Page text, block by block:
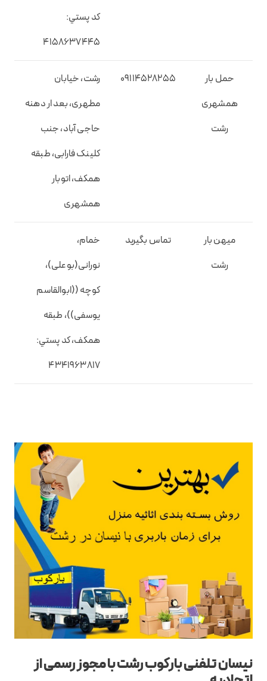
کد پستي:
4158637445
حمل بار
همشهری
رشت
09114528255
رشت، خیابان
مطهری، بعد ار دهنه
حاجی آباد، جنب
کلینک فارابی، طبقه
همکف، اتوبار
همشهری
میهن بار
رشت
تماس بگیرید
خمام،
نورانی(بوعلی)،
کوچه ((ابوالقاسم
یوسفی))، طبقه
همکف، کد پستي:
4341963817
نیسان تلفنی بارکوب رشتبا مجوز رسمی از